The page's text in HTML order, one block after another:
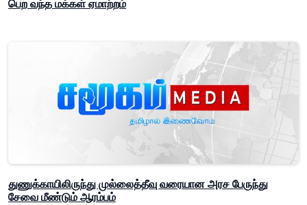
பெற வந்த மக்கள் ஏமாற்றம்
துணுக்காயிலிருந்து முல்லைத்தீவு வரையான அரச பேருந்து
சேவை மீண்டும் ஆரம்பம்